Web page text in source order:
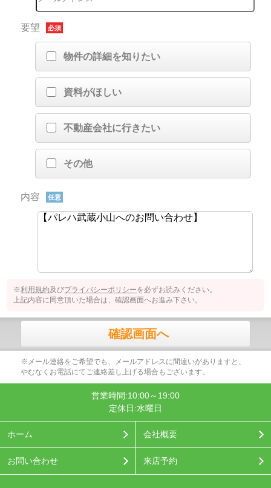
要望 必須
物件の詳細を知りたい
資料がほしい
不動産会社に行きたい
その他
内容 任意
※利用規約及びプライバシーポリシーを必ずお読みください。
上記内容に同意頂いた場合は、確認画面へお進み下さい。
確認画面へ
※メール連絡をご希望でも、メールアドレスに間違いがありますと、
やむなくお電話にてご連絡差し上げる場合もございます。
営業時間:10:00～19:00
定休日:水曜日
ホーム 会社概要
お問い合わせ 来店予約